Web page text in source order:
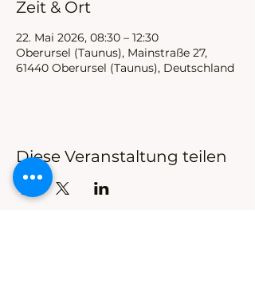
Zeit & Ort
22. Mai 2026, 08:30 – 12:30
Oberursel (Taunus), Mainstraße 27,
61440 Oberursel (Taunus), Deutschland
Diese Veranstaltung teilen